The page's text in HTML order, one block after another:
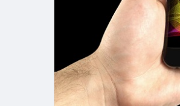
Post popolari